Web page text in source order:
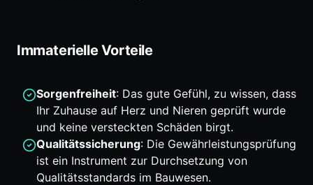
Immaterielle Vorteile
Sorgenfreiheit: Das gute Gefühl, zu wissen, dass
Ihr Zuhause auf Herz und Nieren geprüft wurde
und keine versteckten Schäden birgt.
Qualitätssicherung: Die Gewährleistungsprüfung
ist ein Instrument zur Durchsetzung von
Qualitätsstandards im Bauwesen.